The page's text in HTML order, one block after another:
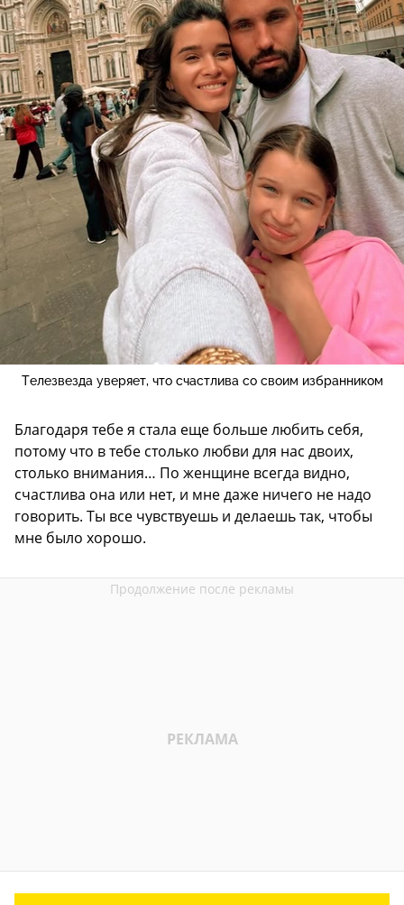
Телезвезда уверяет, что счастлива со своим избранником
Благодаря тебе я стала еще больше любить себя,
потому что в тебе столько любви для нас двоих,
столько внимания… По женщине всегда видно,
счастлива она или нет, и мне даже ничего не надо
говорить. Ты все чувствуешь и делаешь так, чтобы
мне было хорошо.